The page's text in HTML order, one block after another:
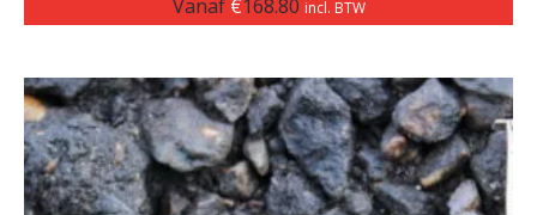
Vanaf €168.80 incl. BTW